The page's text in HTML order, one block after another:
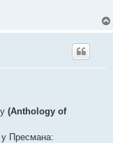
(Anthology of
у Пресмана: